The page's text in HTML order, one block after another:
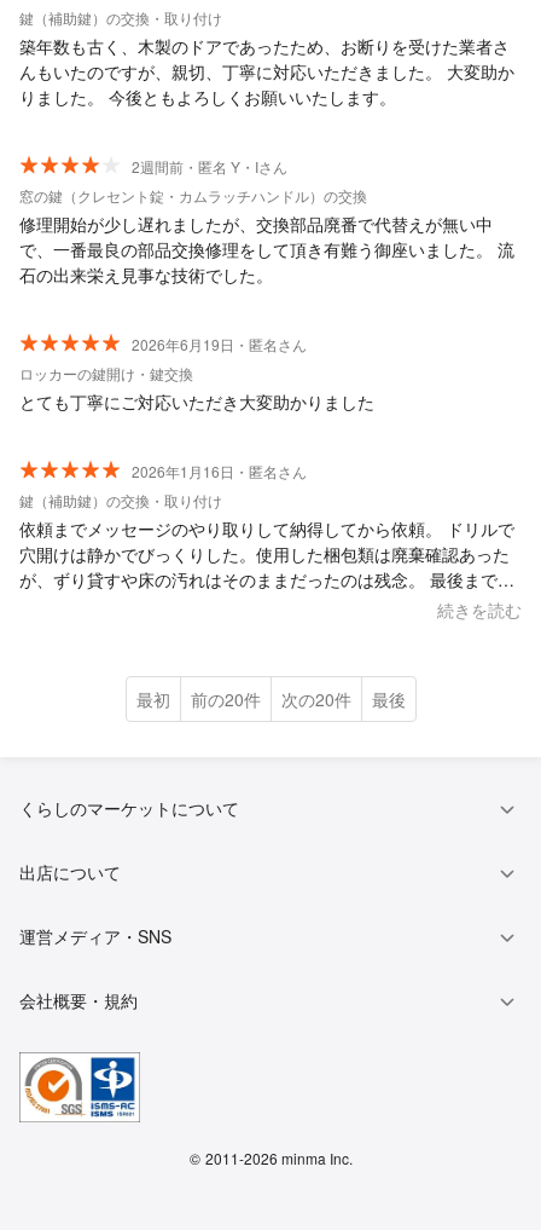
鍵（補助鍵）の交換・取り付け
築年数も古く、木製のドアであったため、お断りを受けた業者さ
んもいたのですが、親切、丁寧に対応いただきました。 大変助か
りました。 今後ともよろしくお願いいたします。
2週間前・匿名 Y・Iさん
窓の鍵（クレセント錠・カムラッチハンドル）の交換
修理開始が少し遅れましたが、交換部品廃番で代替えが無い中
で、一番最良の部品交換修理をして頂き有難う御座いました。 流
石の出来栄え見事な技術でした。
2026年6月19日・匿名さん
ロッカーの鍵開け・鍵交換
とても丁寧にご対応いただき大変助かりました
2026年1月16日・匿名さん
鍵（補助鍵）の交換・取り付け
依頼までメッセージのやり取りして納得してから依頼。 ドリルで
穴開けは静かでびっくりした。使用した梱包類は廃棄確認あった
が、ずり貸すや床の汚れはそのままだったのは残念。 最後までの
続きを読む
最初 前の20件 次の20件 最後
くらしのマーケットについて
出店について
運営メディア・SNS
会社概要・規約
© 2011-2026 minma Inc.